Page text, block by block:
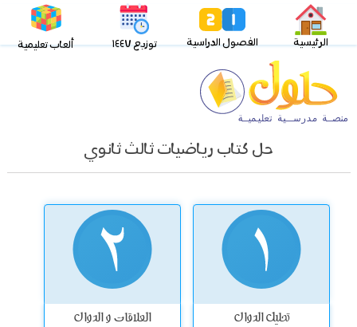
الرئيسية الفصول الدراسية توزيع ١٤٤٧ ألعاب تعليمية
حل كتاب رياضيات ثالث ثانوي
تحليل الدوال العلاقات و الدوال